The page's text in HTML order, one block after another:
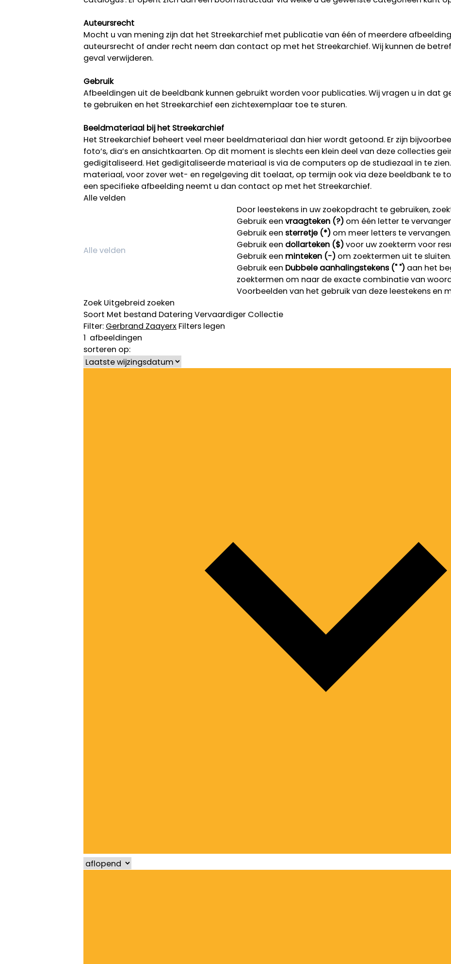
Auteursrecht
Mocht u van mening zijn dat het Streekarchief met publicatie van één of meerdere
auteursrecht of ander recht neem dan contact op met het Streekarchief. Wij kunnen de
geval verwijderen.
Gebruik
Afbeeldingen uit de beeldbank kunnen gebruikt worden voor publicaties. Wij vragen u in dat
te gebruiken en het Streekarchief een zichtexemplaar toe te sturen.
Beeldmateriaal bij het Streekarchief
Het Streekarchief beheert veel meer beeldmateriaal dan hier wordt getoond. Er zijn
foto’s, dia’s en ansichtkaarten. Op dit moment is slechts een klein deel van deze collecties
gedigitaliseerd. Het gedigitaliseerde materiaal is via de computers op de studiezaal in te
materiaal, voor zover wet- en regelgeving dit toelaat, op termijn ook via deze beeldbank te
een specifieke afbeelding neemt u dan contact op met het Streekarchief.
Alle velden
Door leestekens in uw zoekopdracht te gebruiken,
Gebruik een vraagteken (?) om één letter te
Gebruik een sterretje (*) om meer letters te vervangen.
Gebruik een dollarteken ($)voor uw zoekterm voor
Gebruik een minteken (-) om zoektermen uit te sluiten.
Gebruik een Dubbele aanhalingstekens (" ") aan het
zoektermen om naar de exacte combinatie van
Voorbeelden van het gebruik van deze leestekens en
Zoek Uitgebreid zoeken
Soort Met bestand Datering Vervaardiger Collectie
Filter: Gerbrand Zaayerx Filters legen
1 afbeeldingen
sorteren op: